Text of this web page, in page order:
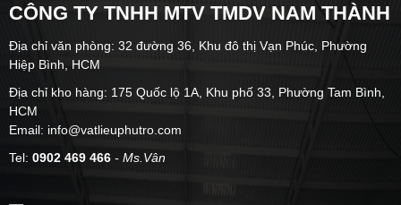
CÔNG TY TNHH MTV TMDV NAM THÀNH
Địa chỉ văn phòng: 32 đường 36, Khu đô thị Vạn Phúc, Phường
Hiệp Bình, HCM
Địa chỉ kho hàng: 175 Quốc lộ 1A, Khu phố 33, Phường Tam Bình,
HCM
Email: info@vatlieuphutro.com
Tel: 0902 469 466 - Ms.Vân